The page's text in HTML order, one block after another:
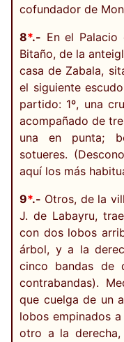
cofundador de
8*.- En el
Bitaño, de la
casa de Zabala,
el siguiente
partido: 1º, una
acompañado de
una en punta;
sotueres.
aquí los más
9*.- Otros, de la
J. de Labayru,
con dos lobos
árbol, y a la
cinco bandas de
contrabandas).
que cuelga de un
lobos empinados
otro a la